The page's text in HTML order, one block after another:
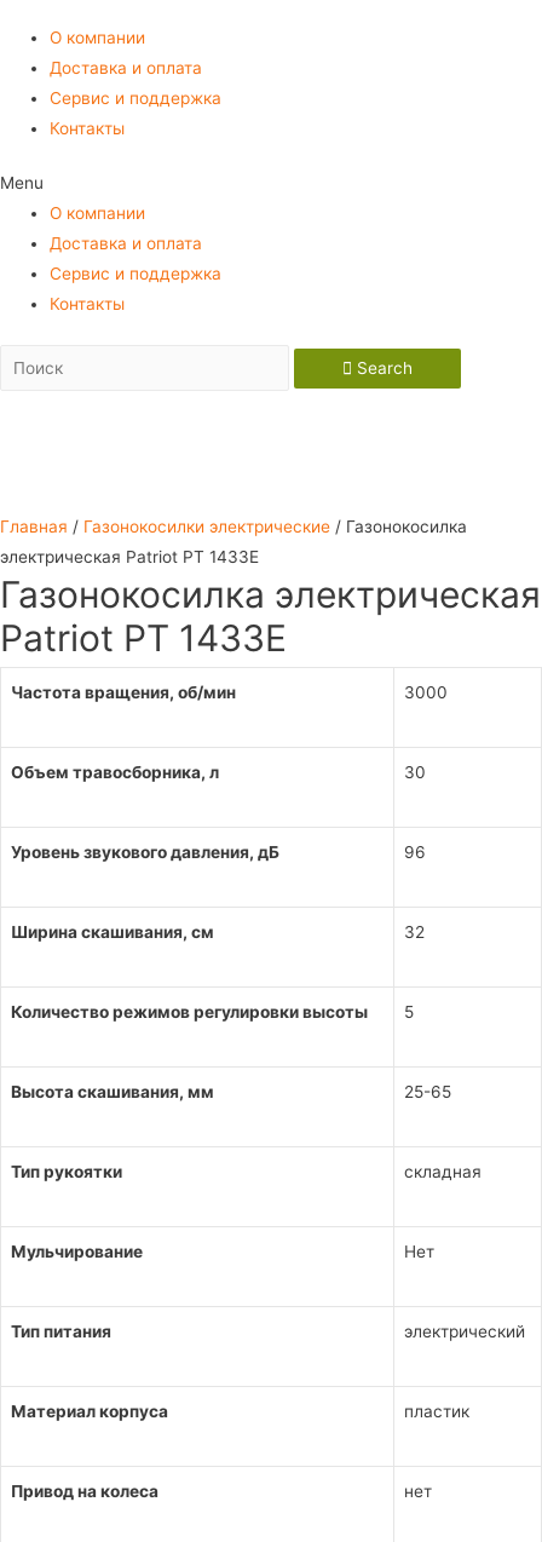
О компании
Доставка и оплата
Сервис и поддержка
Контакты
Menu
О компании
Доставка и оплата
Сервис и поддержка
Контакты
Search
Главная / Газонокосилки электрические / Газонокосилка
электрическая Patriot PT 1433E
Газонокосилка электрическая
Patriot PT 1433E
Частота вращения, об/мин 3000
Объем травосборника, л 30
Уровень звукового давления, дБ 96
Ширина скашивания, см 32
Количество режимов регулировки высоты 5
Высота скашивания, мм 25-65
Тип рукоятки складная
Мульчирование Нет
Тип питания электрический
Материал корпуса пластик
Привод на колеса нет